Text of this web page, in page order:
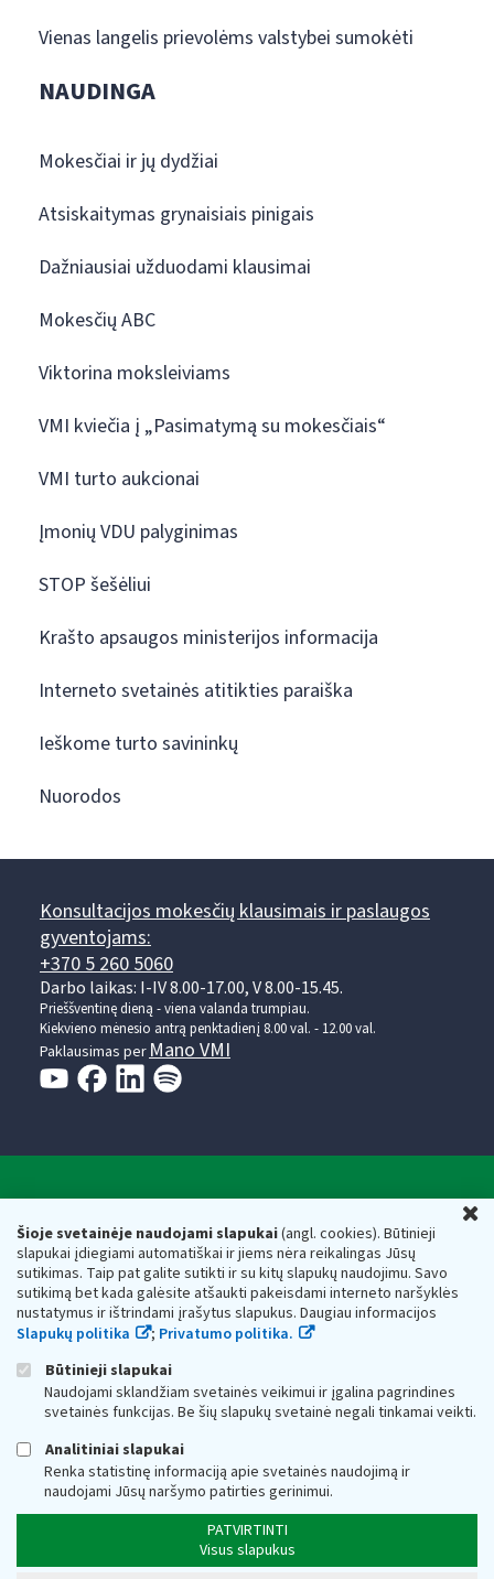
Šioje svetainėje naudojami slapukai(angl. cookies). Būtinieji
slapukai įdiegiami automatiškai ir jiems nėra reikalingas Jūsų
sutikimas. Taip pat galite sutikti ir su kitų slapukų naudojimu. Savo
sutikimą bet kada galėsite atšaukti pakeisdami interneto naršyklės
nustatymus ir ištrindami įrašytus slapukus. Daugiau informacijos
Slapukų politika
; Privatumo politika.
Būtinieji slapukai
Naudojami sklandžiam svetainės veikimui ir įgalina pagrindines
svetainės funkcijas. Be šių slapukų svetainė negali tinkamai veikti.
Analitiniai slapukai
Renka statistinę informaciją apie svetainės naudojimą ir
naudojami Jūsų naršymo patirties gerinimui.
PATVIRTINTI
Visus slapukus
Vienas langelis prievolėms valstybei sumokėti
NAUDINGA
Mokesčiai ir jų dydžiai
Atsiskaitymas grynaisiais pinigais
Dažniausiai užduodami klausimai
Mokesčių ABC
Viktorina moksleiviams
VMI kviečia į „Pasimatymą su mokesčiais“
VMI turto aukcionai
Įmonių VDU palyginimas
STOP šešėliui
Krašto apsaugos ministerijos informacija
Interneto svetainės atitikties paraiška
Ieškome turto savininkų
Nuorodos
Konsultacijos mokesčių klausimais ir paslaugos
gyventojams:
+370 5 260 5060
Darbo laikas: I-IV 8.00-17.00, V 8.00-15.45.
Prieššventinę dieną - viena valanda trumpiau.
Kiekvieno mėnesio antrą penktadienį 8.00 val. - 12.00 val.
Paklausimas per Mano VMI
Respublikos finansų ministerijos
Biudžetinė įstaiga. Juridinio asmens kodas — 188659752,
adresas: Vasario 16-osios g. 14, 01107 Vilnius, Lietuva, el.paštas:
vmi@vmi.lt, E. pristatymo dėžutės adresas 188659752
Duomenys apie Valstybinę mokesčių inspekciją prie Lietuvos
Respublikos finansų ministerijos kaupiami ir saugomi Juridinių